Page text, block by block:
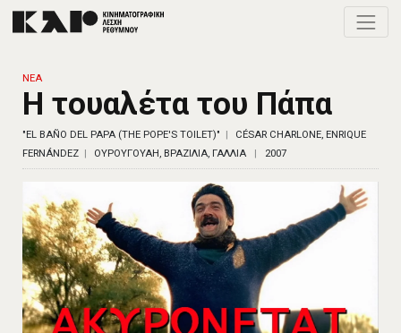
ΝΕΑ
Η τουαλέτα του Πάπα
"EL BAÑO DEL PAPA (THE POPE'S TOILET)"
CÉSAR CHARLONE, ENRIQUE
FERNÁNDEZ
ΟΥΡΟΥΓΟΥΑΗ, ΒΡΑΖΙΛΙΑ, ΓΑΛΛΙΑ 2007